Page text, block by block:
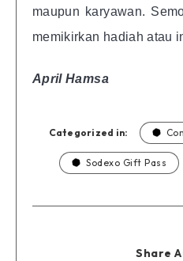
maupun karyawan.
memikirkan hadiah atau
April Hamsa
Categorized in:
Sodexo Gift Pass
Share